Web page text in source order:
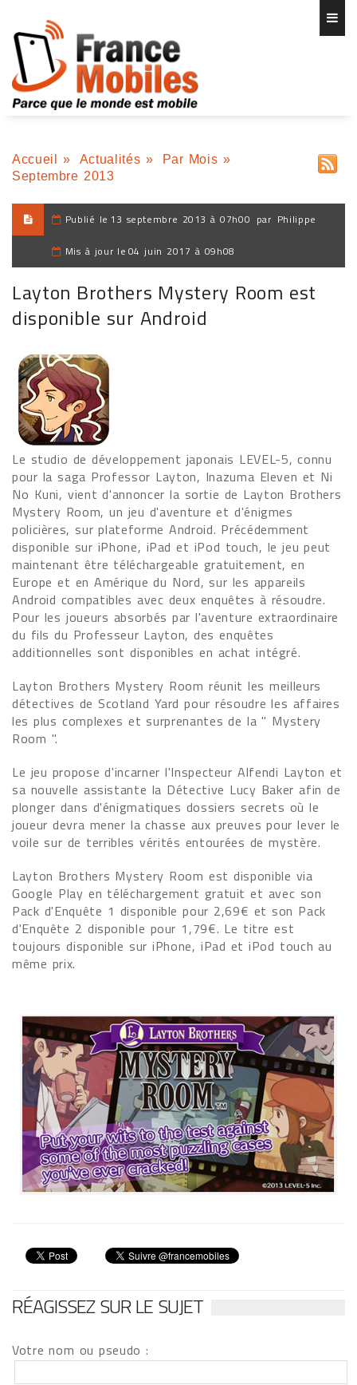
Accueil » Actualités » Par Mois »
Septembre 2013
Publié le 13 septembre 2013 à 07h00 par Philippe
Mis à jour le 04 juin 2017 à 09h08
Layton Brothers Mystery Room est
disponible sur Android
Le studio de développement japonais LEVEL-5, connu
pour la saga Professor Layton, Inazuma Eleven et Ni
No Kuni, vient d'annoncer la sortie de Layton Brothers
Mystery Room, un jeu d'aventure et d'énigmes
policières, sur plateforme Android. Précédemment
disponible sur iPhone, iPad et iPod touch, le jeu peut
maintenant être téléchargeable gratuitement, en
Europe et en Amérique du Nord, sur les appareils
Android compatibles avec deux enquêtes à résoudre.
Pour les joueurs absorbés par l'aventure extraordinaire
du fils du Professeur Layton, des enquêtes
additionnelles sont disponibles en achat intégré.
Layton Brothers Mystery Room réunit les meilleurs
détectives de Scotland Yard pour résoudre les affaires
les plus complexes et surprenantes de la " Mystery
Room ".
Le jeu propose d'incarner l'Inspecteur Alfendi Layton et
sa nouvelle assistante la Détective Lucy Baker afin de
plonger dans d'énigmatiques dossiers secrets où le
joueur devra mener la chasse aux preuves pour lever le
voile sur de terribles vérités entourées de mystère.
Layton Brothers Mystery Room est disponible via
Google Play en téléchargement gratuit et avec son
Pack d'Enquête 1 disponible pour 2,69€ et son Pack
d'Enquête 2 disponible pour 1,79€. Le titre est
toujours disponible sur iPhone, iPad et iPod touch au
même prix.
RÉAGISSEZ SUR LE SUJET
Votre nom ou pseudo :